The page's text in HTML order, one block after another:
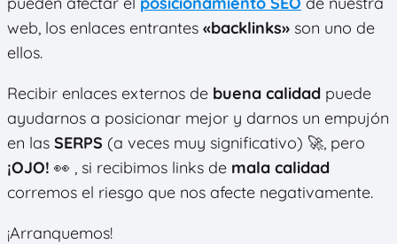
web, los enlaces entrantes «backlinks» son uno de
ellos.
Recibir enlaces externos de buena calidad puede
ayudarnos a posicionar mejor y darnos un empujón
en las SERPS (a veces muy significativo) 🚀, pero
¡OJO! 👀 , si recibimos links de mala calidad
corremos el riesgo que nos afecte negativamente.
¡Arranquemos!